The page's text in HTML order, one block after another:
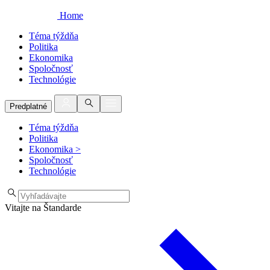
Home
Téma týždňa
Politika
Ekonomika
Spoločnosť
Technológie
Predplatné
Téma týždňa
Politika
Ekonomika >
Spoločnosť
Technológie
Vitajte na Štandarde